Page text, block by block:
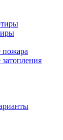
пожара